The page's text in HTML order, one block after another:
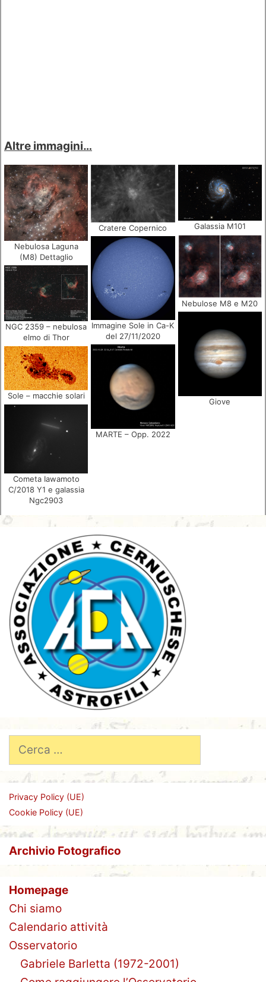
Altre immagini…
Nebulosa Laguna
(M8) Dettaglio
Cratere Copernico Galassia M101
Nebulose M8 e M20
Immagine Sole in Ca-K
del 27/11/2020
NGC 2359 – nebulosa
elmo di Thor
Giove
MARTE – Opp. 2022
Sole – macchie solari
Cometa Iawamoto
C/2018 Y1 e galassia
Ngc2903
Ricerca
per:
Privacy Policy (UE)
Cookie Policy (UE)
Archivio Fotografico
Homepage
Chi siamo
Calendario attività
Osservatorio
Gabriele Barletta (1972-2001)